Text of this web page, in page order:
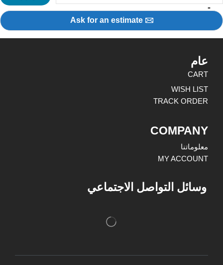
Ask for an estimate
عام
CART
WISH LIST
TRACK ORDER
COMPANY
معلوماتنا
MY ACCOUNT
وسائل التواصل الاجتماعي